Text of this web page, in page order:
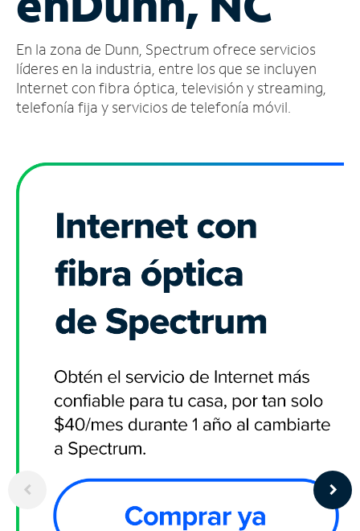
cuenta
Encuentra
una
tienda
En la zona de Dunn, Spectrum ofrece servicios
líderes en la industria, entre los que se incluyen
Internet con fibra óptica, televisión y streaming,
telefonía fija y servicios de telefonía móvil.